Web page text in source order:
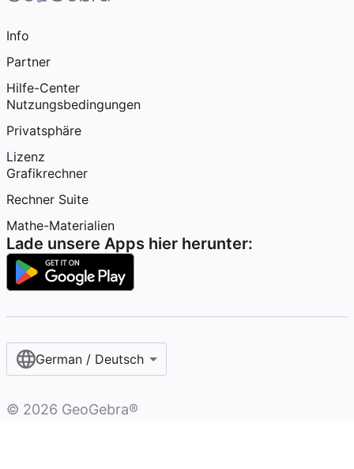
Info
Partner
Hilfe-Center
Nutzungsbedingungen
Privatsphäre
Lizenz
Grafikrechner
Rechner Suite
Mathe-Materialien
Lade unsere Apps hier herunter:
German / Deutsch
© 2026 GeoGebra®